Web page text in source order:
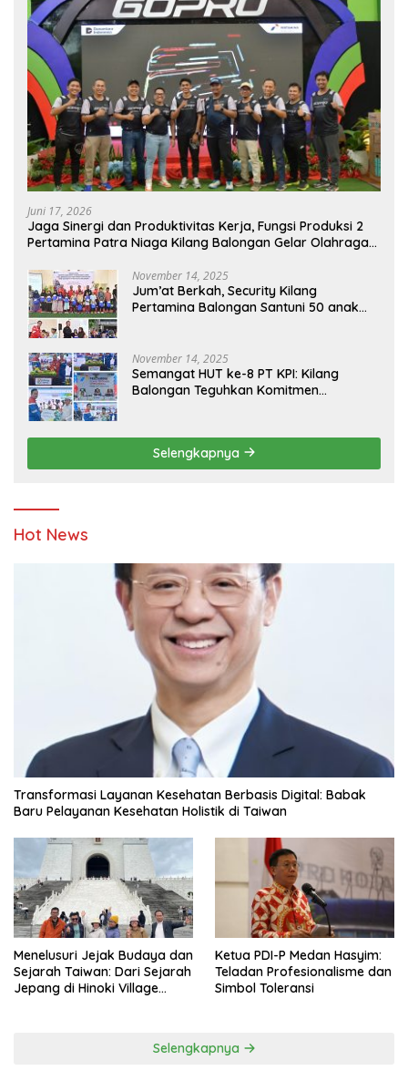
Juni 17, 2026
Jaga Sinergi dan Produktivitas Kerja, Fungsi Produksi 2
Pertamina Patra Niaga Kilang Balongan Gelar Olahraga
November 14, 2025
Jum’at Berkah, Security Kilang
Pertamina Balongan Santuni 50 anak
November 14, 2025
Semangat HUT ke-8 PT KPI: Kilang
Balongan Teguhkan Komitmen
Pendidikan
Selengkapnya
Hot News
Transformasi Layanan Kesehatan Berbasis Digital: Babak
Baru Pelayanan Kesehatan Holistik di Taiwan
Menelusuri Jejak Budaya dan
Sejarah Taiwan: Dari Sejarah
Jepang di Hinoki Village
Ketua PDI-P Medan Hasyim:
Teladan Profesionalisme dan
Simbol Toleransi
Selengkapnya